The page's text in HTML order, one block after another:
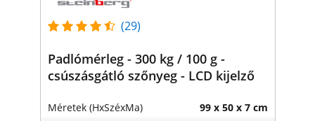
(29)
Padlómérleg - 300 kg / 100 g -
csúszásgátló szőnyeg - LCD kijelző
Méretek (HxSzéxMa) 99 x 50 x 7 cm